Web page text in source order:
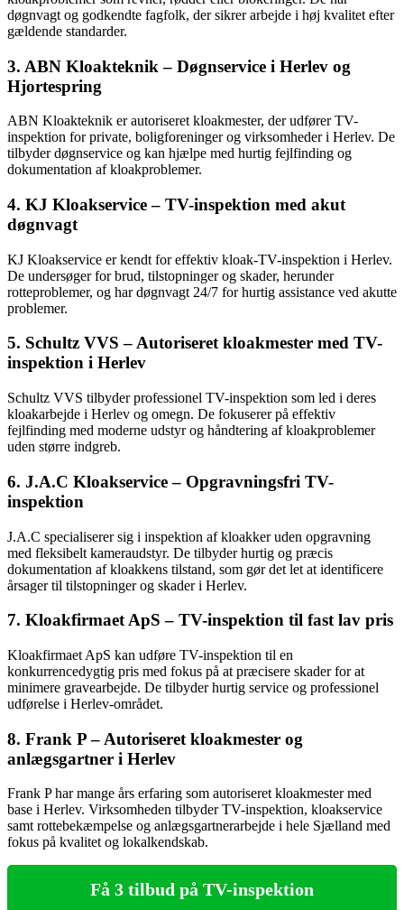
døgnvagt og godkendte fagfolk, der sikrer arbejde i høj kvalitet efter
gældende standarder.
3. ABN Kloakteknik – Døgnservice i Herlev og
Hjortespring
ABN Kloakteknik er autoriseret kloakmester, der udfører TV-
inspektion for private, boligforeninger og virksomheder i Herlev. De
tilbyder døgnservice og kan hjælpe med hurtig fejlfinding og
dokumentation af kloakproblemer.
4. KJ Kloakservice – TV-inspektion med akut
døgnvagt
KJ Kloakservice er kendt for effektiv kloak-TV-inspektion i Herlev.
De undersøger for brud, tilstopninger og skader, herunder
rotteproblemer, og har døgnvagt 24/7 for hurtig assistance ved akutte
problemer.
5. Schultz VVS – Autoriseret kloakmester med TV-
inspektion i Herlev
Schultz VVS tilbyder professionel TV-inspektion som led i deres
kloakarbejde i Herlev og omegn. De fokuserer på effektiv
fejlfinding med moderne udstyr og håndtering af kloakproblemer
uden større indgreb.
6. J.A.C Kloakservice – Opgravningsfri TV-
inspektion
J.A.C specialiserer sig i inspektion af kloakker uden opgravning
med fleksibelt kameraudstyr. De tilbyder hurtig og præcis
dokumentation af kloakkens tilstand, som gør det let at identificere
årsager til tilstopninger og skader i Herlev.
7. Kloakfirmaet ApS – TV-inspektion til fast lav pris
Kloakfirmaet ApS kan udføre TV-inspektion til en
konkurrencedygtig pris med fokus på at præcisere skader for at
minimere gravearbejde. De tilbyder hurtig service og professionel
udførelse i Herlev-området.
8. Frank P – Autoriseret kloakmester og
anlægsgartner i Herlev
Frank P har mange års erfaring som autoriseret kloakmester med
base i Herlev. Virksomheden tilbyder TV-inspektion, kloakservice
samt rottebekæmpelse og anlægsgartnerarbejde i hele Sjælland med
fokus på kvalitet og lokalkendskab.
Få 3 tilbud på TV-inspektion